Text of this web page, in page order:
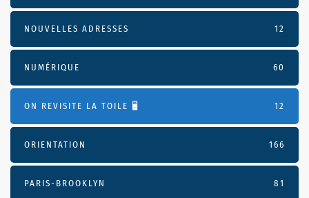
NOUVELLES ADRESSES 12
NUMÉRIQUE 60
ON REVISITE LA TOILE 🖥️ 12
ORIENTATION 166
PARIS-BROOKLYN 81